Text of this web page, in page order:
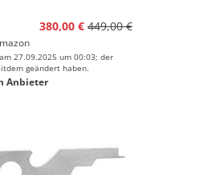
380,00 € 449,00 €
27.09.2025 um 00:03; der
geändert haben.
Anbieter